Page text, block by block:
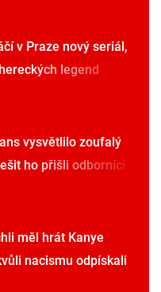
v Praze nový seriál,
legend
vysvětlilo zoufalý
ho přišli odborníci
měl hrát Kanye
nacismu odpískali